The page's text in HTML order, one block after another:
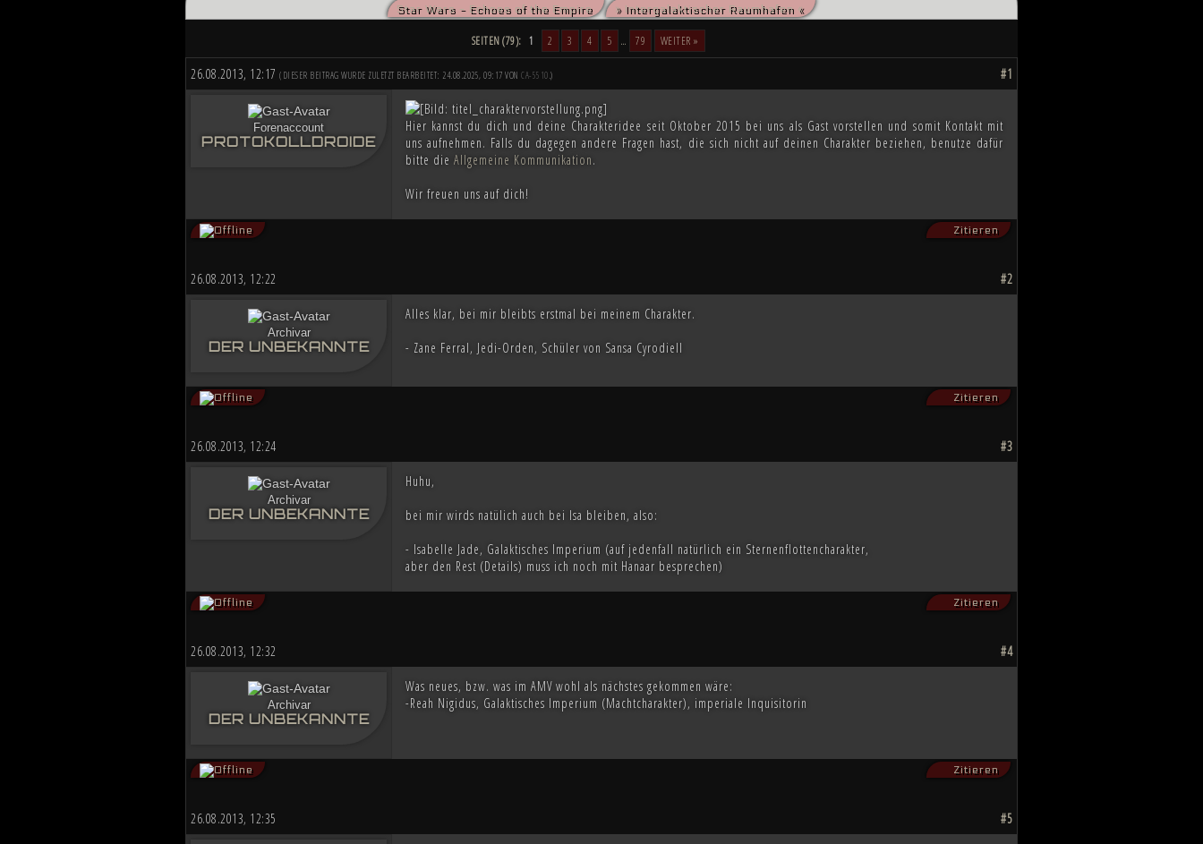
Düstere Zeiten ziehen auf. Während die kriegsmüden Bürger der Galaxis nach der Schlacht von Endor noch den Frieden herbeisehnten, scheint das Ende des Kampfes
nun in weiter Ferne. Der Entscheid um die Vorherrschaft in der Galaxis wird erst noch fallen und niemand vermag auch nur zu erahnen, wie die Zukunft von Millionen
von Planeten aussehen wird....
Star Wars - Echoes of the Empire » Intergalaktischer Raumhafen «
SEITEN (79): 1 2 3 4 5 … 79 WEITER »
#1
26.08.2013, 12:17 (DIESER BEITRAG WURDE ZULETZT BEARBEITET: 24.08.2025, 09:17 VON CA-5510.)
Forenaccount
PROTOKOLLDROIDE
Hier kannst du dich und deine Charakteridee seit Oktober 2015 bei uns als Gast vorstellen und somit Kontakt mit
uns aufnehmen. Falls du dagegen andere Fragen hast, die sich nicht auf deinen Charakter beziehen, benutze dafür
bitte die Allgemeine Kommunikation.
Wir freuen uns auf dich!
Zitieren
#2
26.08.2013, 12:22
Archivar
DER UNBEKANNTE
Alles klar, bei mir bleibts erstmal bei meinem Charakter.
- Zane Ferral, Jedi-Orden, Schüler von Sansa Cyrodiell
Zitieren
#3
26.08.2013, 12:24
Archivar
DER UNBEKANNTE
Huhu,
bei mir wirds natülich auch bei Isa bleiben, also:
- Isabelle Jade, Galaktisches Imperium (auf jedenfall natürlich ein Sternenflottencharakter,
aber den Rest (Details) muss ich noch mit Hanaar besprechen)
Zitieren
#4
26.08.2013, 12:32
Archivar
DER UNBEKANNTE
Was neues, bzw. was im AMV wohl als nächstes gekommen wäre:
-Reah Nigidus, Galaktisches Imperium (Machtcharakter), imperiale Inquisitorin
Zitieren
#5
26.08.2013, 12:35